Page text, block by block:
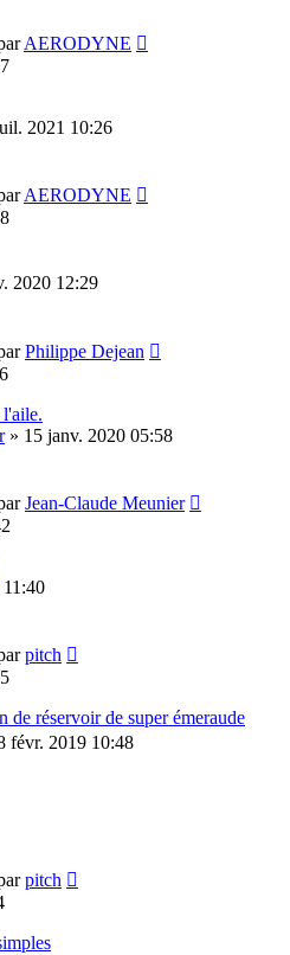
AERODYNE
2021 10:26
AERODYNE
2020 12:29
Philippe Dejean
l'aile.
» 15 janv. 2020 05:58
Jean-Claude Meunier
pitch
réservoir de super émeraude
févr. 2019 10:48
pitch